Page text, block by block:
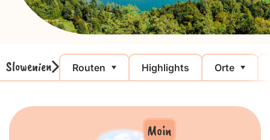
Slowenien Routen Highlights Orte
Moin